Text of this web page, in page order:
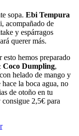
sopa. Ebi Tempura
acompañado de
y espárragos
querer más.
hemos preparado
Coco Dumpling,
helado de mango y
la boca agua, no
de otoño en tu
consigue 2,5€ para